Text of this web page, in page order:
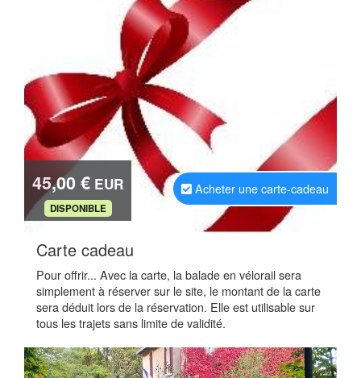
45,00 € EUR
.
DISPONIBLE
Acheter une carte-cadeau
Carte cadeau
Pour offrir... Avec la carte, la balade en vélorail sera
simplement à réserver sur le site, le montant de la carte
sera déduit lors de la réservation. Elle est utilisable sur
tous les trajets sans limite de validité.